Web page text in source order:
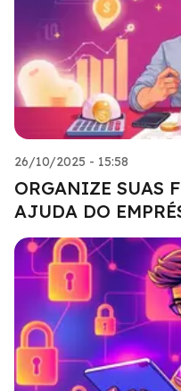
26/10/2025 - 15:58
ORGANIZE SUAS
AJUDA DO